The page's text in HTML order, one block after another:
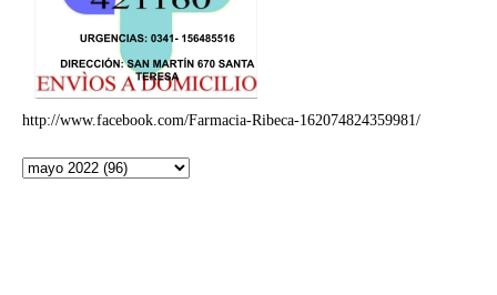
http://www.facebook.com/Farmacia-Ribeca-162074824359981/